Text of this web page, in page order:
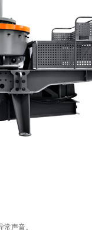
声音。